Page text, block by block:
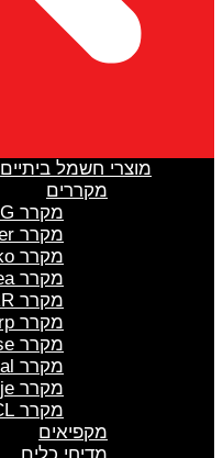
מוצרי חשמל ביתיים
מקררים
מקרר LG
מקרר Haier
מקרר beko
מקרר Midea
מקרר LIEBHERR
מקרר Sharp
מקרר Hisense
מקרר General
מקרר gorenje
מקרר TCL
מקפיאים